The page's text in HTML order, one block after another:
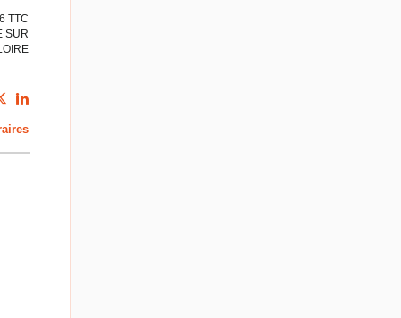
TTC
SUR